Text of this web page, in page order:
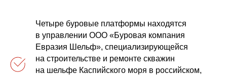
Четыре буровые платформы находятся
в управлении ООО «Буровая компания
Евразия Шельф», специализирующейся
на строительстве и ремонте скважин
на шельфе Каспийского моря в российском,